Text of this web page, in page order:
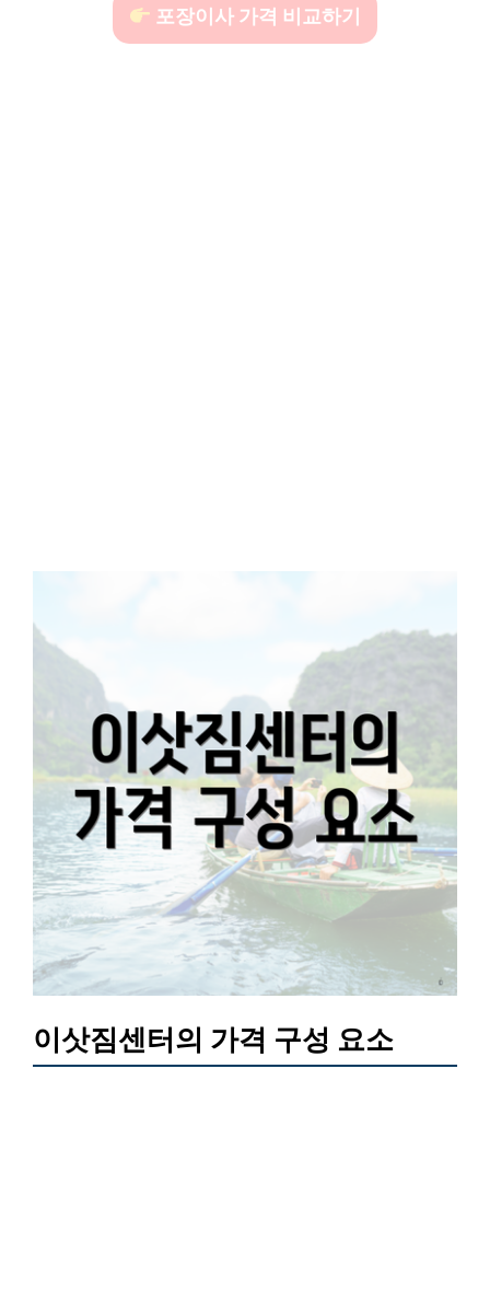
포장이사 가격 비교하기
이삿짐센터의 가격 구성 요소